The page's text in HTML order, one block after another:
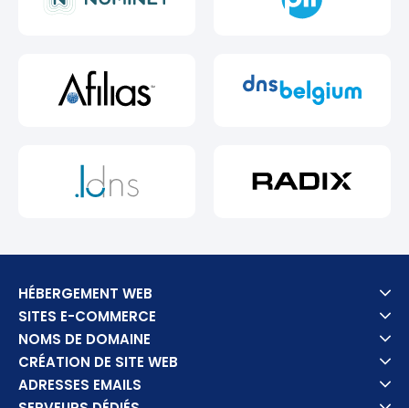
HÉBERGEMENT WEB
SITES E-COMMERCE
NOMS DE DOMAINE
CRÉATION DE SITE WEB
ADRESSES EMAILS